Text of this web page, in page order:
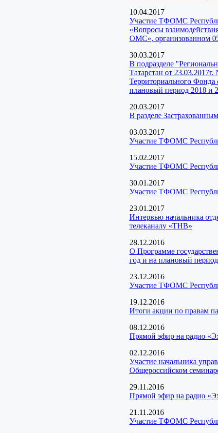
10.04.2017
Участие ТФОМС
«Вопросы
ОМС», организованном
30.03.2017
В подразделе
Татарстан от
Территориального Фонда
плановый период 2018 и
20.03.2017
В разделе
03.03.2017
Участие ТФОМС
15.02.2017
Участие ТФОМС
30.01.2017
Участие ТФОМС
23.01.2017
Интервью начальника
телеканалу «ТНВ»
28.12.2016
О Программе
год и на плановый
23.12.2016
Участие ТФОМС
19.12.2016
Итоги акции по правам
08.12.2016
Прямой эфир на радио
02.12.2016
Участие начальника
Общероссийском
29.11.2016
Прямой эфир на радио
21.11.2016
Участие ТФОМС